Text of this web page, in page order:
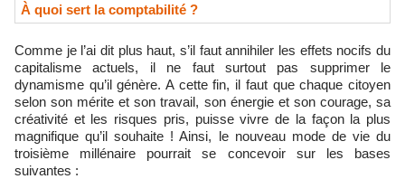
À quoi sert la comptabilité ?
Comme je l’ai dit plus haut, s’il faut annihiler les effets nocifs du
capitalisme actuels, il ne faut surtout pas supprimer le
dynamisme qu’il génère. A cette fin, il faut que chaque citoyen
selon son mérite et son travail, son énergie et son courage, sa
créativité et les risques pris, puisse vivre de la façon la plus
magnifique qu’il souhaite ! Ainsi, le nouveau mode de vie du
troisième millénaire pourrait se concevoir sur les bases
suivantes :